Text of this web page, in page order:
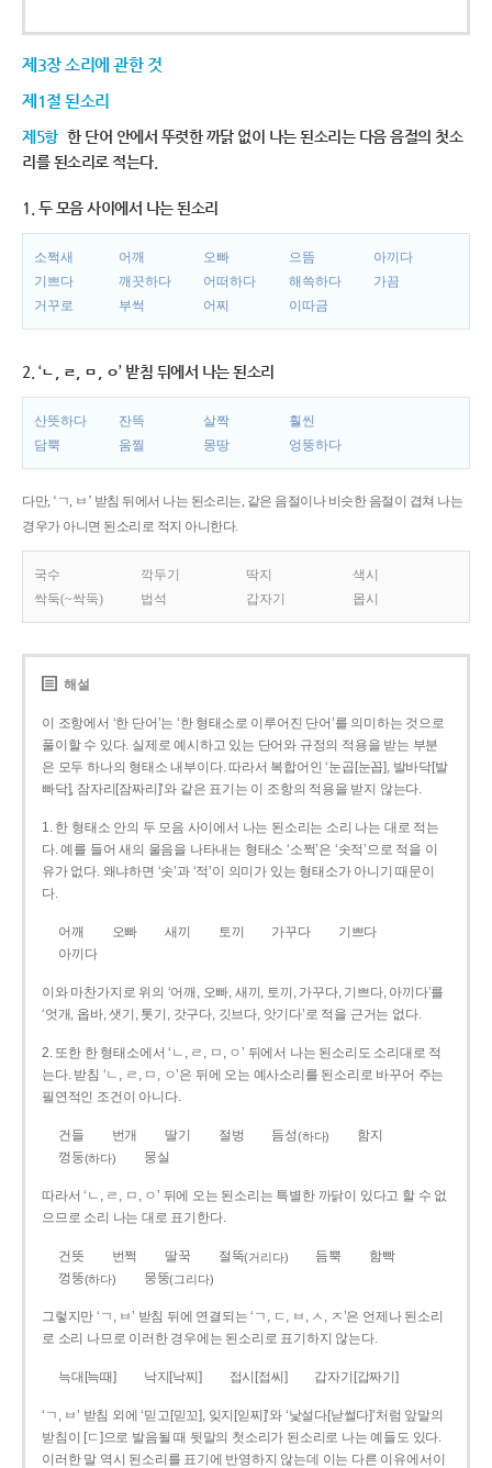
제3장 소리에 관한 것
제1절 된소리
제5항 한 단어 안에서 뚜렷한 까닭 없이 나는 된소리는 다음 음절의 첫소
리를 된소리로 적는다.
1. 두 모음 사이에서 나는 된소리
소쩍새 어깨 오빠 으뜸
아끼다
기쁘다
깨끗하다 어떠하다 해쓱하다
가끔
거꾸로
부썩 어찌 이따금
2. ‘ㄴ, ㄹ, ㅁ, ㅇ’ 받침 뒤에서 나는 된소리
산뜻하다 잔뜩 살짝
훨씬
담뿍
움찔 몽땅 엉뚱하다
다만, ‘ㄱ, ㅂ’ 받침 뒤에서 나는 된소리는, 같은 음절이나 비슷한 음절이 겹쳐 나는
경우가 아니면 된소리로 적지 아니한다.
국수 깍두기 딱지
색시
싹둑(~싹둑)
법석 갑자기 몹시
해설
이 조항에서 ‘한 단어’는 ‘한 형태소로 이루어진 단어’를 의미하는 것으로
풀이할 수 있다. 실제로 예시하고 있는 단어와 규정의 적용을 받는 부분
은 모두 하나의 형태소 내부이다. 따라서 복합어인 ‘눈곱[눈꼽], 발바닥[발
빠닥], 잠자리[잠짜리]’와 같은 표기는 이 조항의 적용을 받지 않는다.
1. 한 형태소 안의 두 모음 사이에서 나는 된소리는 소리 나는 대로 적는
다. 예를 들어 새의 울음을 나타내는 형태소 ‘소쩍’은 ‘솟적’으로 적을 이
유가 없다. 왜냐하면 ‘솟’과 ‘적’이 의미가 있는 형태소가 아니기 때문이
다.
어깨 오빠 새끼 토끼 가꾸다
기쁘다
아끼다
이와 마찬가지로 위의 ‘어깨, 오빠, 새끼, 토끼, 가꾸다, 기쁘다, 아끼다’를
‘엇개, 옵바, 샛기, 톳기, 갓구다, 깃브다, 앗기다’로 적을 근거는 없다.
2. 또한 한 형태소에서 ‘ㄴ, ㄹ, ㅁ, ㅇ’ 뒤에서 나는 된소리도 소리대로 적
는다. 받침 ‘ㄴ, ㄹ, ㅁ, ㅇ’은 뒤에 오는 예사소리를 된소리로 바꾸어 주는
필연적인 조건이 아니다.
건들 번개 딸기 절벙 듬성(하다)
함지
껑둥(하다) 뭉실
따라서 ‘ㄴ, ㄹ, ㅁ, ㅇ’ 뒤에 오는 된소리는 특별한 까닭이 있다고 할 수 없
으므로 소리 나는 대로 표기한다.
건뜻 번쩍 딸꾹 절뚝(거리다) 듬뿍
함빡
껑뚱(하다) 뭉뚱(그리다)
그렇지만 ‘ㄱ, ㅂ’ 받침 뒤에 연결되는 ‘ㄱ, ㄷ, ㅂ, ㅅ, ㅈ’은 언제나 된소리
로 소리 나므로 이러한 경우에는 된소리로 표기하지 않는다.
늑대[늑때] 낙지[낙찌] 접시[접씨] 갑자기[갑짜기]
‘ㄱ, ㅂ’ 받침 외에 ‘믿고[믿꼬], 잊지[읻찌]’와 ‘낯설다[낟썰다]’처럼 앞말의
받침이 [ㄷ]으로 발음될 때 뒷말의 첫소리가 된소리로 나는 예들도 있다.
이러한 말 역시 된소리를 표기에 반영하지 않는데 이는 다른 이유에서이